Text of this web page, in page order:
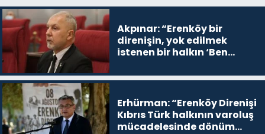
Akpınar: “Erenköy bir
direnişin, yok edilmek
istenen bir halkın ‘Ben
devam edeceğim’ dediği
Erhürman: “Erenköy Direnişi
Kıbrıs Türk halkının varoluş
mücadelesinde dönüm